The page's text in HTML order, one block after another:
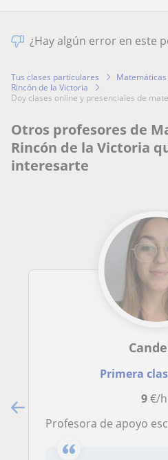
¿Hay algún error en este
Tus clases particulares Matemáticas
Rincón de la Victoria
doy clases online y presenciales de
Otros profesores de
Rincón de la Victoria
interesarte
Primera
9€/h
Profesora de apoyo escolar, especialmente clases